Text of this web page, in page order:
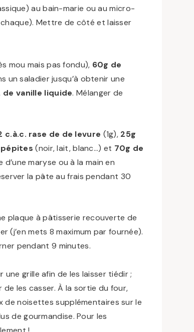
au bain-marie ou au micro-
. Mettre de côté et laisser
mou mais pas fondu), 60g de
un saladier jusqu’à obtenir une
de vanille liquide. Mélanger de
c.à.c. rase de de levure (1g), 25g
pépites (noir, lait, blanc…) et 70g de
maryse ou à la main en
la pâte au frais pendant 30
plaque à pâtisserie recouverte de
(j’en mets 8 maximum par fournée).
pendant 9 minutes.
grille afin de les laisser tiédir ;
les casser. À la sortie du four,
noisettes supplémentaires sur le
de gourmandise. Pour les